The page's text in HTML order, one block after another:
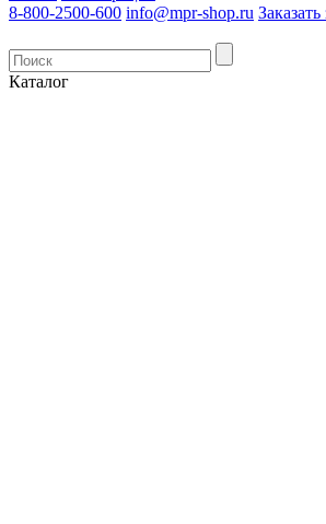
8-800-2500-600 info@mpr-shop.ru
Каталог